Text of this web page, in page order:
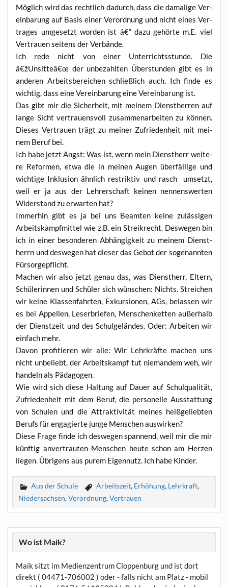
Mög­lich wird das recht­lich dadurch, dass die dama­li­ge Ver­
ein­ba­rung auf Basis einer Ver­ord­nung und nicht eines Ver­
tra­ges umge­setzt wor­den ist â€“ dazu gehör­te m.E. viel
Ver­trau­en sei­tens der Verbände.
Ich rede nicht von einer Unter­richts­stun­de. Die
â€žUnsitteâ€œ der unbe­zahl­ten Über­stun­den gibt es in
ande­ren Arbeits­be­rei­chen schließ­lich auch. Ich fin­de es
wich­tig, dass eine Ver­ein­ba­rung eine Ver­ein­ba­rung ist.
Das gibt mir die Sicher­heit, mit mei­nem Dienst­her­ren auf
lan­ge Sicht ver­trau­ens­voll zusam­men­ar­bei­ten zu kön­nen.
Die­ses Ver­trau­en trägt zu mei­ner Zufrie­den­heit mit mei­
nem Beruf bei.
Ich habe jetzt Angst: Was ist, wenn mein Dienst­herr wei­te­
re Refor­men, etwa die in mei­nen Augen über­fäl­li­ge und
wich­ti­ge Inklu­si­on ähn­lich restrik­tiv und rasch umsetzt,
weil er ja aus der Leh­rer­schaft kei­nen nen­nens­wer­ten
Wider­stand zu erwar­ten hat?
Immer­hin gibt es ja bei uns Beam­ten kei­ne zuläs­si­gen
Arbeits­kampf­mit­tel wie z.B. ein Streik­recht. Des­we­gen bin
ich in einer beson­de­ren Abhän­gig­keit zu mei­nem Dienst­
herrn und des­we­gen hat die­ser das Gebot der soge­nann­ten
Fürsorgepflicht.
Machen wir also jetzt genau das, was Dienst­herr, Eltern,
Schü­le­rin­nen und Schü­ler sich wün­schen: Nichts. Strei­chen
wir kei­ne Klas­sen­fahr­ten, Exkur­sio­nen, AGs, belas­sen wir
es bei Appel­len, Leser­brie­fen, Men­schen­ket­ten außer­halb
der Dienst­zeit und des Schul­ge­län­des. Oder: Arbei­ten wir
ein­fach mehr.
Davon pro­fi­tie­ren wir alle: Wir Lehr­kräf­te machen uns
nicht unbe­liebt, der Arbeits­kampf tut nie­man­dem weh, wir
han­deln als Pädagogen.
Wie wird sich die­se Hal­tung auf Dau­er auf Schul­qua­li­tät,
Zufrie­den­heit mit dem Beruf, die per­so­nel­le Aus­stat­tung
von Schu­len und die Attrak­ti­vi­tät mei­nes heiß­ge­lieb­ten
Berufs für enga­gier­te jun­ge Men­schen auswirken?
Die­se Fra­ge fin­de ich des­we­gen span­nend, weil mir die mir
künf­tig anver­trau­ten Men­schen heu­te schon am Her­zen
lie­gen. Übri­gens aus purem Eigen­nutz. Ich habe Kinder.
Aus der Schule Arbeitszeit, Erhöhung, Lehrkraft,
Niedersachsen,Verordnung,Vertrauen
Wo ist Maik?
Maik sitzt im Medienzentrum Cloppenburg und ist dort
direkt ( 04471-706002 ) oder - falls nicht am Platz - mobil